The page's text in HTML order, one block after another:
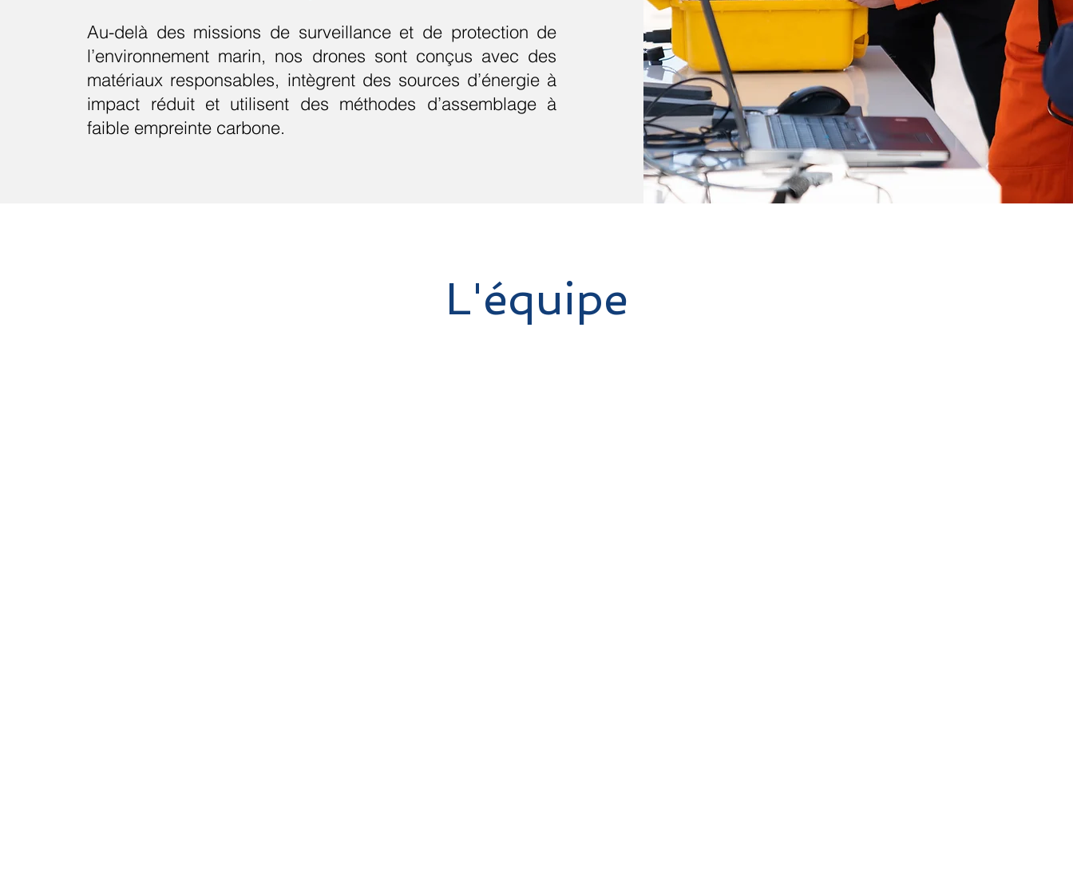
Au-delà des missions de surveillance et de protection de
l’environnement marin, nos drones sont conçus avec des
matériaux responsables, intègrent des sources d’énergie à
impact réduit et utilisent des méthodes d’assemblage à
faible empreinte carbone.
L'équipe